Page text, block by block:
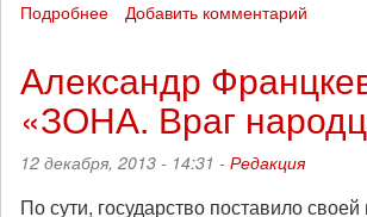
Подробнее
задержан
бывший
политзаключенный
Александр
Францкевич
Добавить комментарий
Александр
«ЗОНА. Враг
12 декабря, 2013 - 14:31 - Редакция
По сути, государство поставило